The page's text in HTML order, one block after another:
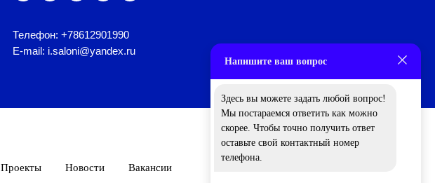
Телефон: +78612901990
E-mail: i.saloni@yandex.ru
Проекты Новости Вакансии
Напишите ваш вопрос
Здесь вы можете задать любой вопрос!
Мы постараемся ответить как можно
скорее. Чтобы точно получить ответ
оставьте свой контактный номер
телефона.